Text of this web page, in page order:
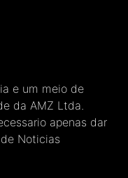
e um meio de
da AMZ Ltda.
apenas dar
Noticias